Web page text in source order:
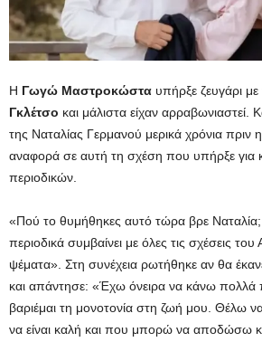
Η Γωγώ Μαστροκώστα υπήρξε ζευγάρι με
Γκλέτσο και μάλιστα είχαν
της Ναταλίας Γερμανού μερικά χρόνια πριν
αναφορά σε αυτή τη σχέση που υπήρξε για
περιοδικών.
«Πού το θυμήθηκες αυτό τώρα βρε Ναταλία;
περιοδικά συμβαίνει με όλες τις σχέσεις
ψέματα». Στη συνέχεια ρωτήθηκε αν θα
και απάντησε: «Έχω όνειρα να κάνω πολλά
βαριέμαι τη μονοτονία στη ζωή μου. Θέλω
να είναι καλή και που μπορώ να αποδώσω